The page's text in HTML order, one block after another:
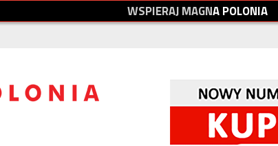
WSPIERAJMAGNAPOLONIA